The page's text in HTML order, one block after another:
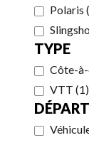
Polaris (
TYPE
Côte-
VTT (1)